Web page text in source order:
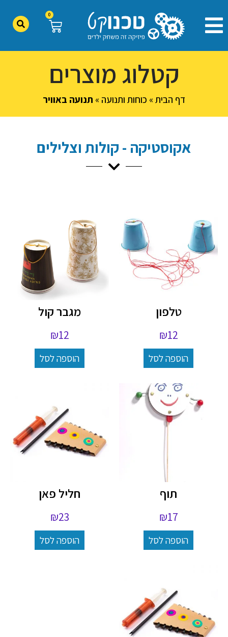
0
קטלוג מוצרים
דף הבית » כוחות ותנועה » תנועה באוויר
אקוסטיקה - קולות וצלילים
טלפון
₪12
הוספה לסל
מגבר קול
₪12
הוספה לסל
תוף
₪17
הוספה לסל
חליל פאן
₪23
הוספה לסל